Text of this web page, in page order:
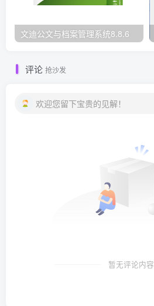
文迪公文与档案管理系统8.8.6
评论 抢沙发
欢迎您留下宝贵的见解！
暂无评论内容